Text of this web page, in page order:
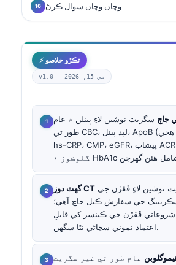
وچان وچان سوال ڪرڻ
⚡ تڪڙو خلاصو
v1.0 — مَي 15, 2026
جاچ سگريٽ نوشين لاءِ پينلن ۾ عام
طور تي CBC، لپڊ پينل، ApoB (جڏهن موجود هجي)،
hs-CRP، CMP، eGFR، پيشاب ACR، روزو رکيل
گهٽ دوز CT
جي سفارش ڪيل جاچ آهي؛
ڦڦڙن جي ڪينسر کي قابلِ
اعتماد نموني سڃاڻي نٿا سگهن.
عام طور تي غير سگريٽ